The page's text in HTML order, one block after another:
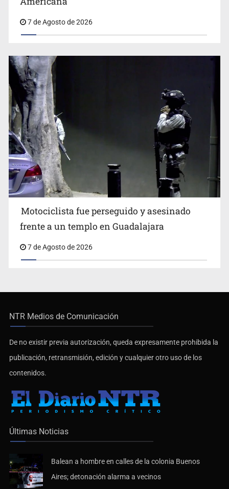
7 de Agosto de 2026
Motociclista fue perseguido y asesinado
frente a un templo en Guadalajara
7 de Agosto de 2026
NTR Medios de Comunicación
De no existir previa autorización, queda expresamente prohibida la
publicación, retransmisión, edición y cualquier otro uso de los
contenidos.
Últimas Noticias
Balean a hombre en calles de la colonia Buenos
Aires; detonación alarma a vecinos